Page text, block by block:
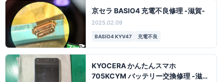
京セラ BASIO4 充電不良修理 -滋賀-
2025.02.09
BASIO4 KYV47 充電不良
KYOCERA かんたんスマホ
705KCYM バッテリー交換修理 -滋